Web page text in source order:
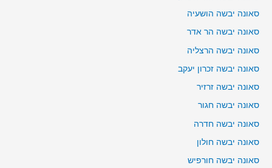
סאונה יבשה הושעיה
סאונה יבשה הר אדר
סאונה יבשה הרצליה
סאונה יבשה זכרון יעקב
סאונה יבשה זרזיר
סאונה יבשה חגור
סאונה יבשה חדרה
סאונה יבשה חולון
סאונה יבשה חורפיש